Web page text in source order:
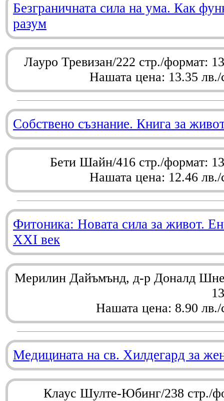
Безграничната сила на ума. Как
разум
Лауро Тревизан/222 стр./формат:
Нашата цена: 13.35 лв./
Собствено съзнание. Книга за
Бети Шайн/416 стр./формат:
Нашата цена: 12.46 лв./
Фитоника: Новата сила за живот.
XXI век
Мерилин Дайъмънд, д-р Доналд
Нашата цена: 8.90 лв./
Медицината на св. Хилдегард за
Клаус Шулте-Юбинг/238 стр./